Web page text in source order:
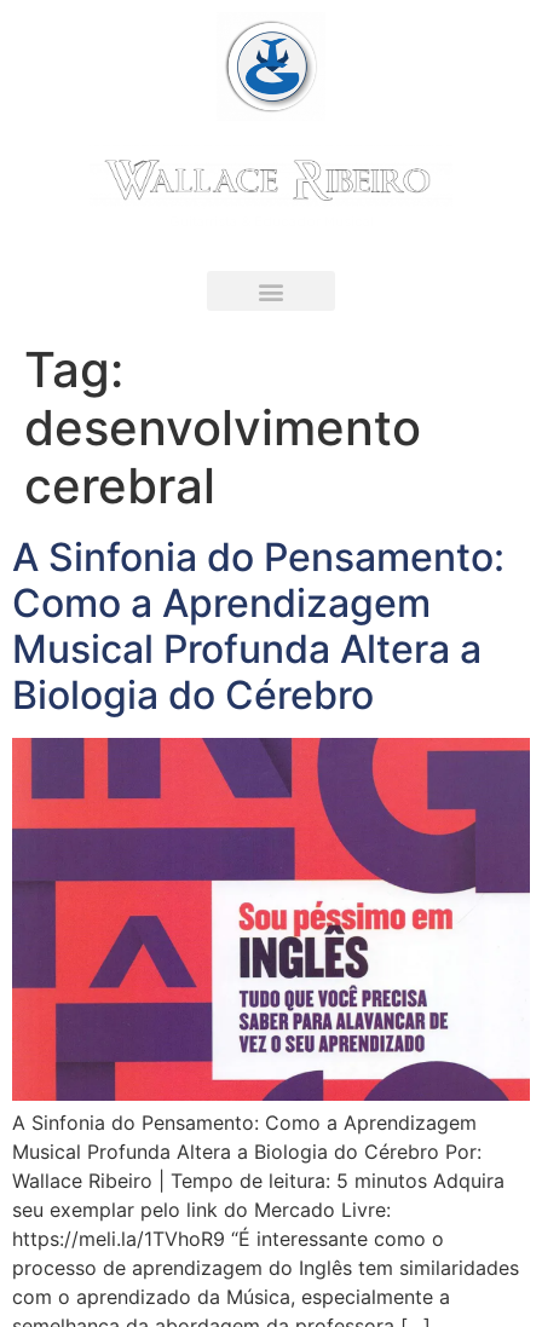
Tag:
desenvolvimento
cerebral
A Sinfonia do Pensamento:
Como a Aprendizagem
Musical Profunda Altera a
Biologia do Cérebro
A Sinfonia do Pensamento: Como a Aprendizagem
Musical Profunda Altera a Biologia do Cérebro Por:
Wallace Ribeiro | Tempo de leitura: 5 minutos Adquira
seu exemplar pelo link do Mercado Livre:
https://meli.la/1TVhoR9 “É interessante como o
processo de aprendizagem do Inglês tem similaridades
com o aprendizado da Música, especialmente a